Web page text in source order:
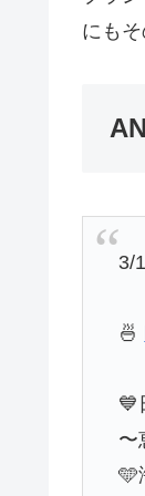
にも
3/
🍜
💙
〜
🩵